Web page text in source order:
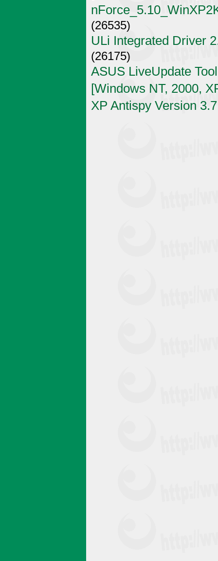
(26535)
ULi Integrated Driver
(26175)
ASUS LiveUpdate
[Windows NT, 2000,
XP Antispy Version